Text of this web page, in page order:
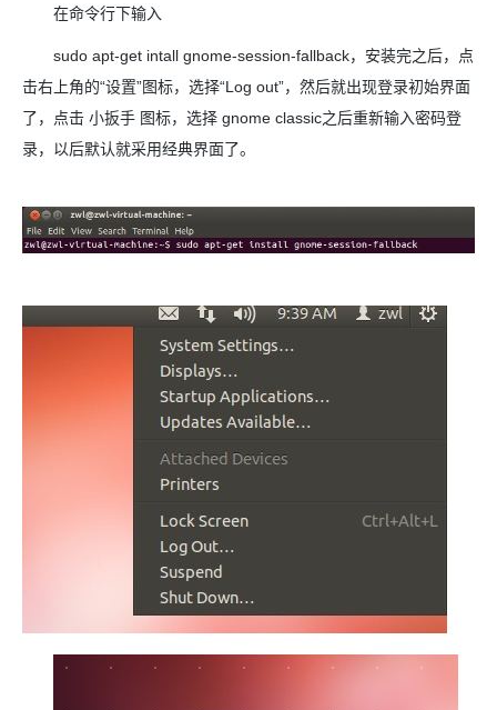
在命令行下输入
sudo apt-get intall gnome-session-fallback，安装完之后，点
击右上角的“设置”图标，选择“Log out”，然后就出现登录初始界面
了，点击 小扳手 图标，选择 gnome classic之后重新输入密码登
录，以后默认就采用经典界面了。